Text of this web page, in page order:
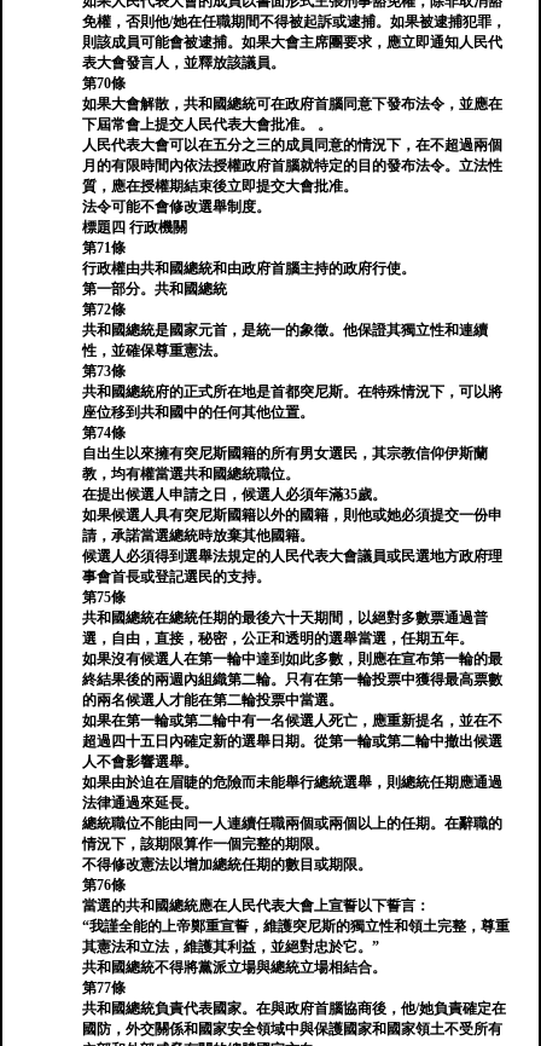
免權，否則他/她在任職期間不得被起訴或逮捕。如果被逮捕犯罪，
則該成員可能會被逮捕。如果大會主席團要求，應立即通知人民代
表大會發言人，並釋放該議員。
第70條
如果大會解散，共和國總統可在政府首腦同意下發布法令，並應在
下屆常會上提交人民代表大會批准。 。
人民代表大會可以在五分之三的成員同意的情況下，在不超過兩個
月的有限時間內依法授權政府首腦就特定的目的發布法令。立法性
質，應在授權期結束後立即提交大會批准。
法令可能不會修改選舉制度。
標題四 行政機關
第71條
行政權由共和國總統和由政府首腦主持的政府行使。
第一部分。共和國總統
第72條
共和國總統是國家元首，是統一的象徵。他保證其獨立性和連續
性，並確保尊重憲法。
第73條
共和國總統府的正式所在地是首都突尼斯。在特殊情況下，可以將
座位移到共和國中的任何其他位置。
第74條
自出生以來擁有突尼斯國籍的所有男女選民，其宗教信仰伊斯蘭
教，均有權當選共和國總統職位。
在提出候選人申請之日，候選人必須年滿35歲。
如果候選人具有突尼斯國籍以外的國籍，則他或她必須提交一份申
請，承諾當選總統時放棄其他國籍。
候選人必須得到選舉法規定的人民代表大會議員或民選地方政府理
事會首長或登記選民的支持。
第75條
共和國總統在總統任期的最後六十天期間，以絕對多數票通過普
選，自由，直接，秘密，公正和透明的選舉當選，任期五年。
如果沒有候選人在第一輪中達到如此多數，則應在宣布第一輪的最
終結果後的兩週內組織第二輪。只有在第一輪投票中獲得最高票數
的兩名候選人才能在第二輪投票中當選。
如果在第一輪或第二輪中有一名候選人死亡，應重新提名，並在不
超過四十五日內確定新的選舉日期。從第一輪或第二輪中撤出候選
人不會影響選舉。
如果由於迫在眉睫的危險而未能舉行總統選舉，則總統任期應通過
法律通過來延長。
總統職位不能由同一人連續任職兩個或兩個以上的任期。在辭職的
情況下，該期限算作一個完整的期限。
不得修改憲法以增加總統任期的數目或期限。
第76條
當選的共和國總統應在人民代表大會上宣誓以下誓言：
“我謹全能的上帝鄭重宣誓，維護突尼斯的獨立性和領土完整，尊重
其憲法和立法，維護其利益，並絕對忠於它。”
共和國總統不得將黨派立場與總統立場相結合。
第77條
共和國總統負責代表國家。在與政府首腦協商後，他/她負責確定在
國防，外交關係和國家安全領域中與保護國家和國家領土不受所有